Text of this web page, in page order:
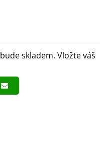
skladem. Vložte váš